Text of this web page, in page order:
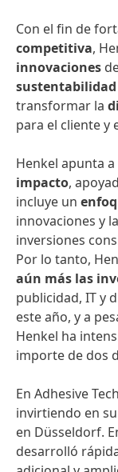
Con el fin de
competitiva,
innovaciones
sustentabilidad
transformar la
para el cliente y
Henkel apunta
impacto,
incluye un
innovaciones y
inversiones
Por lo tanto,
aún más las
publicidad, IT y
este año, y a
Henkel ha
importe de dos
En Adhesive
invirtiendo en
en Düsseldorf.
desarrolló